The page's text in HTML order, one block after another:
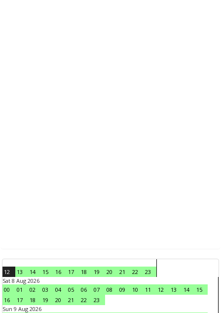
12 13 14 15 16 17 18 19 20 21 22
23
Sat 8 Aug 2026
00
01 02 03 04 05 06 07 08 09 10 11 12 13 14
15
16
17 18 19 20 21 22
23
Sun 9 Aug 2026